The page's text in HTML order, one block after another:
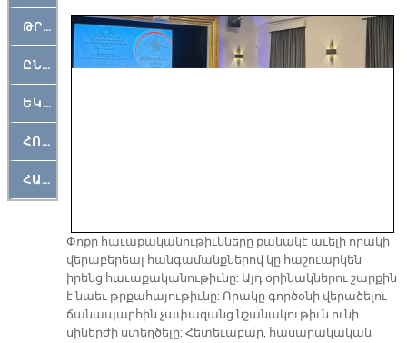
ԹՐՔԱՀԱՅ ԿԵԱՆՔ
ԸՆԿԵՐԱՄՇԱԿՈՒԹԱՅԻՆ
ԵԿԵՂԵՑԱԿԱՆ
ՀՈԳԵՄՏԱՒՈՐ
ՀԱՐԹԱԿ
Փոքր հաւաքականութիւնները քանակէ աւելի որակի
վերաբերեալ հանգամանքներով կը հաշուարկեն
իրենց հաւաքականութիւնը: Այդ օրինակներու շարքին
է նաեւ թրքահայութիւնը: Որակը գործօնի վերածելու
ճանապարհին չափազանց նշանակութիւն ունի
սիներժի ստեղծելը: Հետեւաբար, հասարակական